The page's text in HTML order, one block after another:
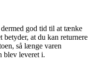
god tid til at tænke
at du kan returnere
så længe varen
blev leveret i.